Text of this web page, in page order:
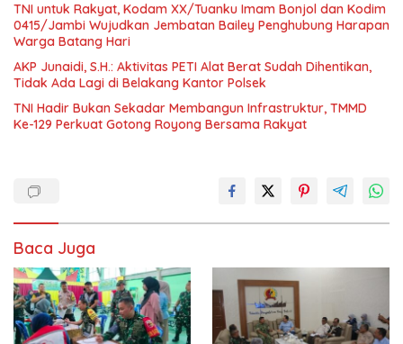
TNI untuk Rakyat, Kodam XX/Tuanku Imam Bonjol dan Kodim
0415/Jambi Wujudkan Jembatan Bailey Penghubung Harapan
Warga Batang Hari
AKP Junaidi, S.H.: Aktivitas PETI Alat Berat Sudah Dihentikan,
Tidak Ada Lagi di Belakang Kantor Polsek
TNI Hadir Bukan Sekadar Membangun Infrastruktur, TMMD
Ke-129 Perkuat Gotong Royong Bersama Rakyat
Baca Juga